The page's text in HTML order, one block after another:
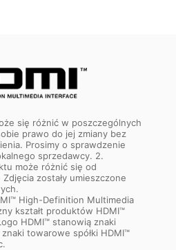
się różnić w poszczególnych
prawo do jej zmiany bez
Prosimy o sprawdzenie
sprzedawcy. 2.
może różnić się od
zostały umieszczone
High-Definition Multimedia
kształt produktów HDMI™
HDMI™ stanowią znaki
towarowe spółki HDMI™